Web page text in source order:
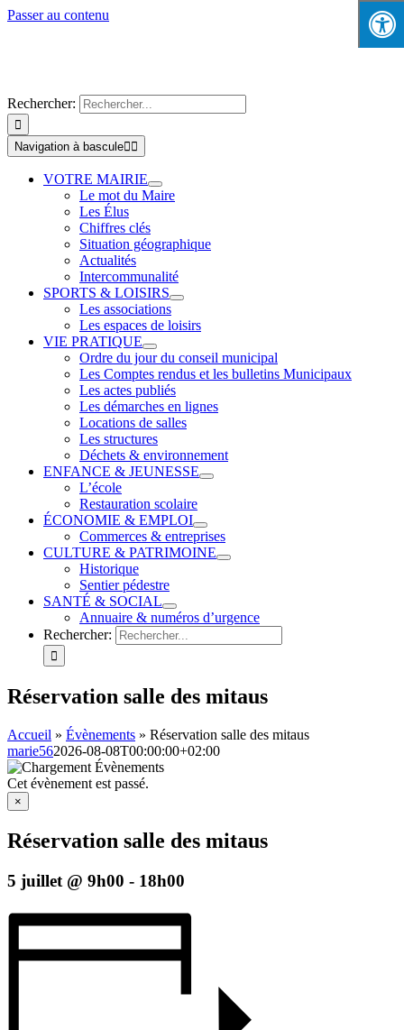
Passer au contenu
Rechercher:
Navigation à bascule
VOTRE MAIRIE
Le mot du Maire
Les Élus
Chiffres clés
Situation géographique
Actualités
Intercommunalité
SPORTS & LOISIRS
Les associations
Les espaces de loisirs
VIE PRATIQUE
Ordre du jour du conseil municipal
Les Comptes rendus et les bulletins Municipaux
Les actes publiés
Les démarches en lignes
Locations de salles
Les structures
Déchets & environnement
ENFANCE & JEUNESSE
L’école
Restauration scolaire
ÉCONOMIE & EMPLOI
Commerces & entreprises
CULTURE & PATRIMOINE
Historique
Sentier pédestre
SANTÉ & SOCIAL
Annuaire & numéros d’urgence
Rechercher:
Réservation salle des mitaus
Accueil » Évènements » Réservation salle des mitaus
marie562026-08-08T00:00:00+02:00
Cet évènement est passé.
×
Réservation salle des mitaus
5 juillet @ 9h00 - 18h00